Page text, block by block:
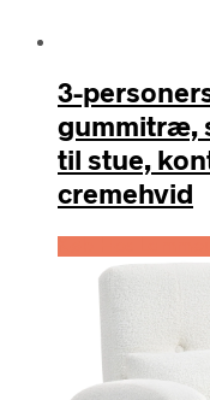
3-
gummitræ,
til stue,
cremehvid